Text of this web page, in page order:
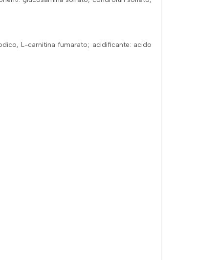
L-carnitina fumarato; acidificante: acido